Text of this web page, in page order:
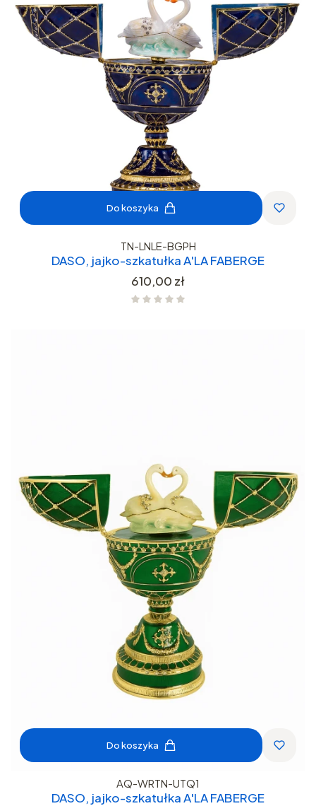
Do koszyka
TN-LNLE-BGPH
DASO, jajko-szkatułka A'LA FABERGE
Cena
610,00 zł
Do koszyka
AQ-WRTN-UTQ1
DASO, jajko-szkatułka A'LA FABERGE